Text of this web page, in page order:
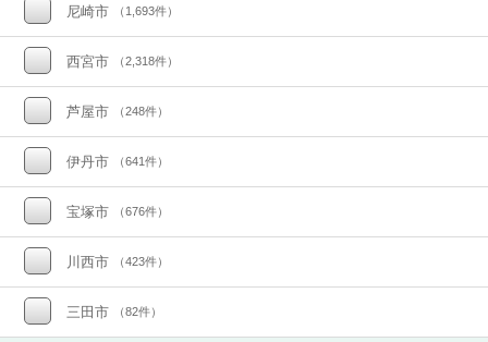
尼崎市 （1,693件）
西宮市 （2,318件）
芦屋市 （248件）
伊丹市 （641件）
宝塚市 （676件）
川西市 （423件）
三田市 （82件）